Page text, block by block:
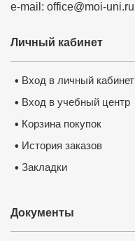
e-mail: office@moi-uni.ru
Личный кабинет
• Вход в личный кабинет
• Вход в учебный центр
• Корзина покупок
• История заказов
• Закладки
Документы